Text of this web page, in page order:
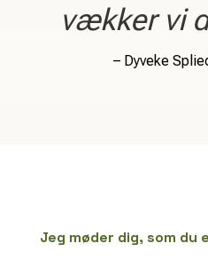
vækker vi
– Dyveke
Jeg møder dig, som du